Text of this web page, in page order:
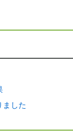
ました